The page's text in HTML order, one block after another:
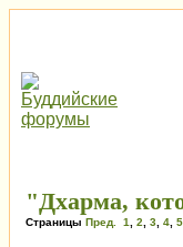
"Дхарма,
Страницы Пред. 1 2 3 4 5